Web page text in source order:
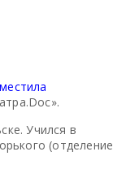
Учился в
(отделение